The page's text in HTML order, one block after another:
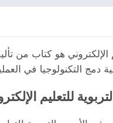
الإلكتروني هو كتاب من
دمج التكنولوجيا في
للتعليم